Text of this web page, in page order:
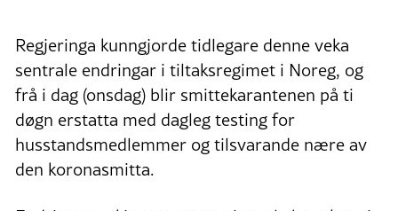
Regjeringa kunngjorde tidlegare denne veka
sentrale endringar i tiltaksregimet i Noreg, og
frå i dag (onsdag) blir smittekarantenen på ti
døgn erstatta med dagleg testing for
husstandsmedlemmer og tilsvarande nære av
den koronasmitta.